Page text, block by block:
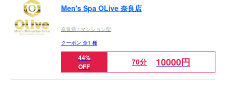
120分コース以上は3,000円OFF
180分コースは4,000円OFF
ご新規様、リピーター様も割引き対象
※もちろん上記の値段以上に頂くことはございませ
近年見ますコースup、裏メニュー、セラピストオリジ
ナルメニューといったお店が認知していないコース等
Men's Spa OLive 奈良店
奈良県 / マンション型
クーポン 全1 種
44%
OFF
70分 10000円